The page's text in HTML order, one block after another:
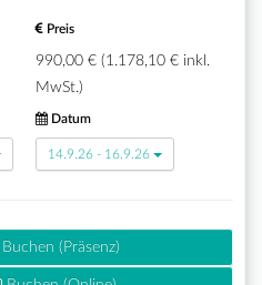
Preis
990,00 € (1.178,10 € inkl.
MwSt.)
Datum
14.9.26 - 16.9.26
Buchen (Präsenz)